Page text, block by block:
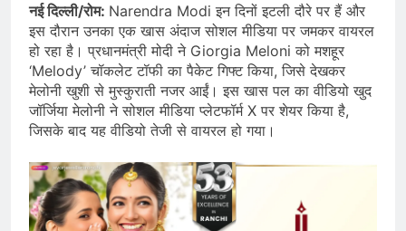
नई दिल्ली/रोम: Narendra Modi इन दिनों इटली दौरे पर हैं और
इस दौरान उनका एक खास अंदाज सोशल मीडिया पर जमकर वायरल
हो रहा है। प्रधानमंत्री मोदी ने Giorgia Meloni को मशहूर
‘Melody’ चॉकलेट टॉफी का पैकेट गिफ्ट किया, जिसे देखकर
मेलोनी खुशी से मुस्कुराती नजर आईं। इस खास पल का वीडियो खुद
जॉर्जिया मेलोनी ने सोशल मीडिया प्लेटफॉर्म X पर शेयर किया है,
जिसके बाद यह वीडियो तेजी से वायरल हो गया।